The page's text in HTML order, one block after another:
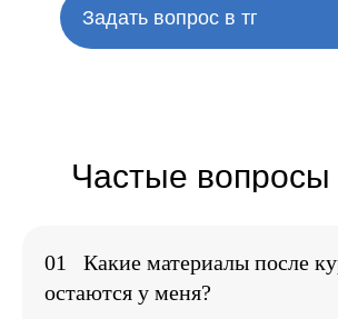
Курс очень сильный. По-моему, это
везде жемчужины собираешь))),
что-то одно было бы сложновато –
важных знаний, информации
Задать вопрос в тг
01
Какие материалы после
остаются у меня?